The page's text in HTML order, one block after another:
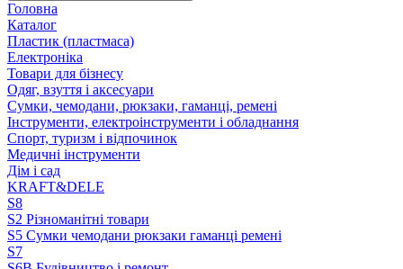
Головна
Каталог
Пластик (пластмаса)
Електроніка
Товари для бізнесу
Одяг, взуття і аксесуари
Сумки, чемодани, рюкзаки, гаманці, ремені
Інструменти, електроінструменти і обладнання
Спорт, туризм і відпочинок
Медичні інструменти
Дім і сад
KRAFT&DELE
S8
S2 Різноманітні товари
S5 Сумки чемодани рюкзаки гаманці ремені
S7